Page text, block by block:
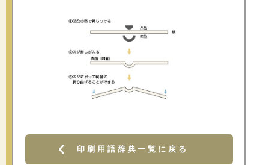
印刷用語辞典一覧に戻る